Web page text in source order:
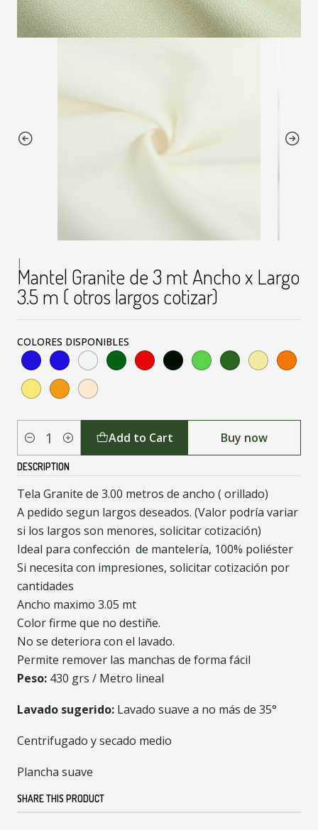
|
Mantel Granite de 3 mt Ancho x Largo
3.5 m ( otros largos cotizar)
COLORES DISPONIBLES
Quantity Add to Cart Buy now
DESCRIPTION
Tela Granite de 3.00 metros de ancho ( orillado)
A pedido segun largos deseados. (Valor podría variar
si los largos son menores, solicitar cotización)
Ideal para confección de mantelería, 100% poliéster
Si necesita con impresiones, solicitar cotización por
cantidades
Ancho maximo 3.05 mt
Color firme que no destiñe.
No se deteriora con el lavado.
Permite remover las manchas de forma fácil
Peso: 430 grs / Metro lineal
Lavado sugerido: Lavado suave a no más de 35°
Centrifugado y secado medio
Plancha suave
SHARE THIS PRODUCT